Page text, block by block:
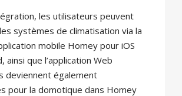
les utilisateurs peuvent
systèmes de climatisation via la
mobile Homey pour iOS
ainsi que l’application Web
deviennent également
pour la domotique dans Homey